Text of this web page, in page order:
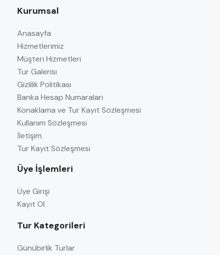
Kurumsal
Anasayfa
Hizmetlerimiz
Müşteri Hizmetleri
Tur Galerisi
Gizlilik Politikası
Banka Hesap Numaraları
Konaklama ve Tur Kayıt Sözleşmesi
Kullanım Sözleşmesi
İletişim
Tur Kayıt Sözleşmesi
Üye İşlemleri
Üye Girişi
Kayıt Ol
Tur Kategorileri
Günübirlik Turlar